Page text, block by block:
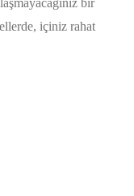
bir
içiniz rahat